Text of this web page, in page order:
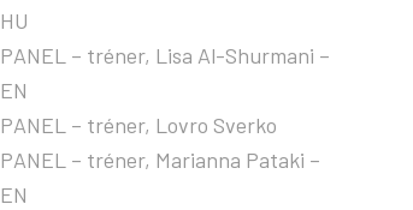
HU
PANEL – tréner, Lisa Al-Shurmani –
EN
PANEL – tréner, Lovro Sverko
PANEL – tréner, Marianna Pataki –
EN